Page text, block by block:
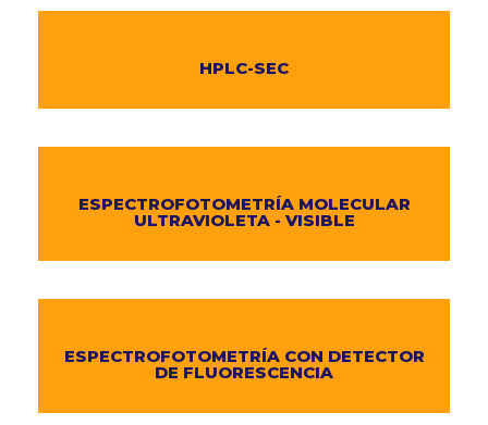
HPLC-SEC
ESPECTROFOTOMETRÍA MOLECULAR
ULTRAVIOLETA - VISIBLE
ESPECTROFOTOMETRÍA CON DETECTOR
DE FLUORESCENCIA